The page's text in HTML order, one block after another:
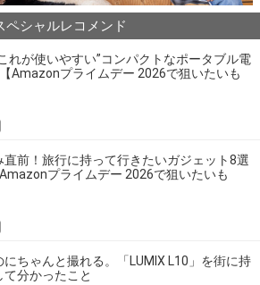
ペシャルレコメンド
れが使いやすい”コンパクトなポータブル電
Amazonプライムデー 2026で狙いたいも
直前！旅行に持って行きたいガジェット8選
プライムデー 2026で狙いたいも
にちゃんと撮れる。「LUMIX L10」を街に持
て分かったこと